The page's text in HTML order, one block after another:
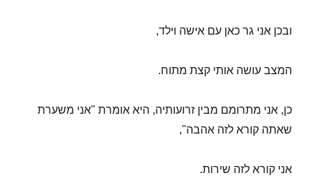
ובכן אני גר כאן עם אישה וילד,
המצב עושה אותי קצת מתוח.
כן, אני מתרומם מבין זרועותיה, היא אומרת "אני משערת
שאתה קורא לזה אהבה",
אני קורא לזה שירות.